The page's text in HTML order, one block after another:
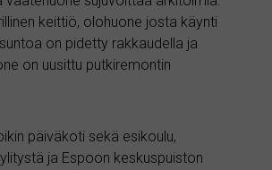
keittiö, olohuone josta käynti
on pidetty rakkaudella ja
on uusittu putkiremontin
päiväkoti sekä esikoulu,
ja Espoon keskuspuiston